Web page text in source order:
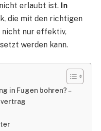
erlaubt ist. In
die mit den richtigen
nicht nur effektiv,
werden kann.
in Fugen bohren? –